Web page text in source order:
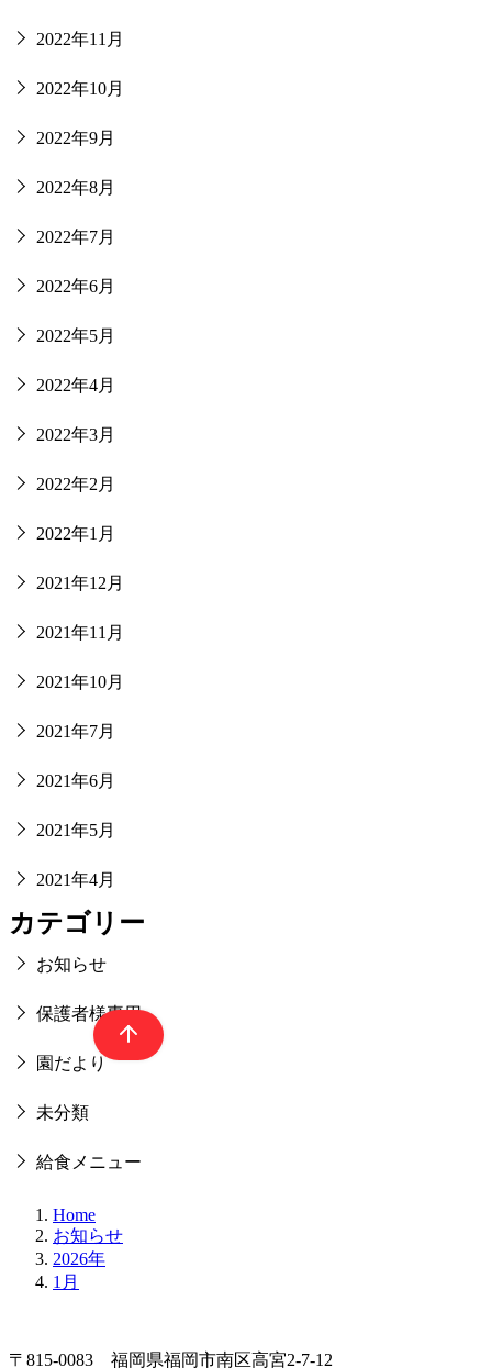
2022年11月
2022年10月
2022年9月
2022年8月
2022年7月
2022年6月
2022年5月
2022年4月
2022年3月
2022年2月
2022年1月
2021年12月
2021年11月
2021年10月
2021年7月
2021年6月
2021年5月
2021年4月
カテゴリー
お知らせ
保護者様専用
園だより
未分類
給食メニュー
Home
お知らせ
2026年
1月
〒815-0083 福岡県福岡市南区高宮2-7-12